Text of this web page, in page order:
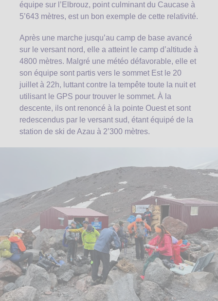
équipe sur l’Elbrouz, point culminant du Caucase à
5’643 mètres, est un bon exemple de cette relativité.
Après une marche jusqu’au camp de base avancé
sur le versant nord, elle a atteint le camp d’altitude à
4800 mètres. Malgré une météo défavorable, elle et
son équipe sont partis vers le sommet Est le 20
juillet à 22h, luttant contre la tempête toute la nuit et
utilisant le GPS pour trouver le sommet. À la
descente, ils ont renoncé à la pointe Ouest et sont
redescendus par le versant sud, étant équipé de la
station de ski de Azau à 2’300 mètres.